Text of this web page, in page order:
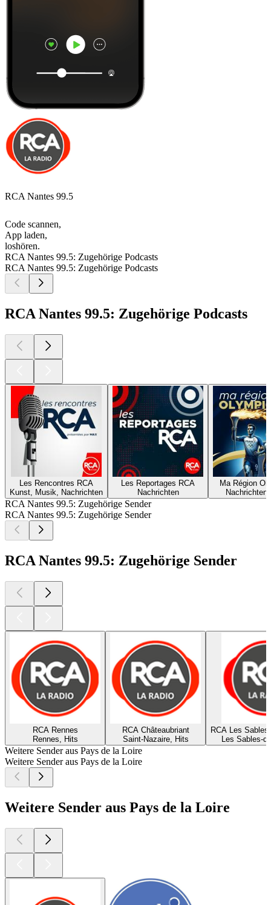
RCA Nantes 99.5
Code scannen,
App laden,
loshören.
RCA Nantes 99.5: Zugehörige Podcasts
RCA Nantes 99.5: Zugehörige Podcasts
RCA Nantes 99.5: Zugehörige Podcasts
Les Rencontres RCA
Kunst, Musik, Nachrichten
Les Reportages RCA
Nachrichten
Ma Région
RCA Nantes 99.5: Zugehörige Sender
RCA Nantes 99.5: Zugehörige Sender
RCA Nantes 99.5: Zugehörige Sender
RCA Rennes
Rennes, Hits
RCA Châteaubriant
Saint-Nazaire, Hits
RCA Les Sables
Les Sables-
Weitere Sender aus Pays de la Loire
Weitere Sender aus Pays de la Loire
Weitere Sender aus Pays de la Loire